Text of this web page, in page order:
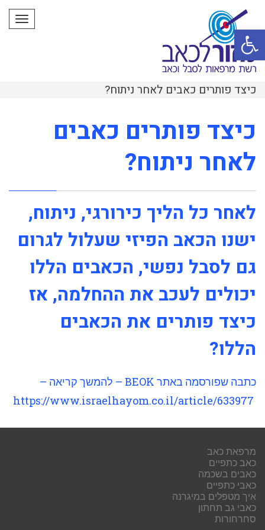
כיצד פותרים כאבים לאחר ניתוח?
כיצד פותרים כאבים
לאחר ניתוח?
לאחר כל הליך כירורגי, ניתוח,
ישנו הכאב הפיזי שעלול לגרום
גם לסבל נפשי, הכאבים הללו
יכולים לעכב את ההחלמה, אז
כיצד פותרים את הכאבים
הללו?
כתבה שפורסמה באתר BEOK – להמשך קריאה –
מרפאת כאב
כאב כתפיים
כאבים בשכמה
כאבי כתפיים
איך מטפלים במיגרנה
כאבי גב תחתון
סחרחורות
פתח סרגל נגישות